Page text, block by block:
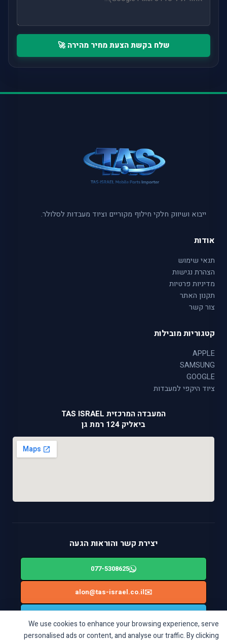
We use cookies to enhance your browsing experience, serve
personalised ads or content, and analyse our traffic. By clicking
שלח בקשת הצעת מחיר מהירה 🚀
ייבוא ושיווק חלקי חילוף מקוריים וציוד מעבדות לסלולר.
אודות
תנאי שימוש
הצהרת נגישות
מדיניות פרטיות
תקנון האתר
צור קשר
קטגוריות מובילות
APPLE
SAMSUNG
GOOGLE
ציוד היקפי למעבדות
המעבדה המרכזית TAS ISRAEL
ביאליק 124 רמת גן
יצירת קשר והוראות הגעה
077-5308625
✉️
alon@tas-israel.co.il